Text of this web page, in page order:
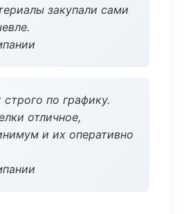
закупали сами
по графику.
отличное,
и их оперативно